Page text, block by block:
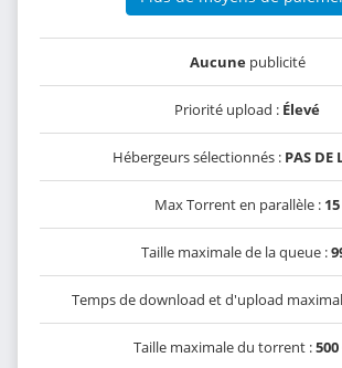
Aucunepublicité
Priorité upload : Élevé
Hébergeurs sélectionnés : PAS DE
Max Torrent en parallèle : 15
Taille maximale de la queue :
Temps de download et d'upload
Taille maximale du torrent :500